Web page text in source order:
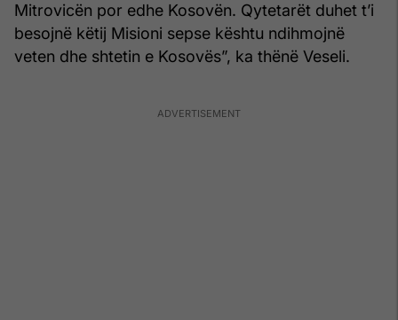
Mitrovicën por edhe Kosovën. Qytetarët duhet t’i
besojnë këtij Misioni sepse kështu ndihmojnë
veten dhe shtetin e Kosovës”, ka thënë Veseli.